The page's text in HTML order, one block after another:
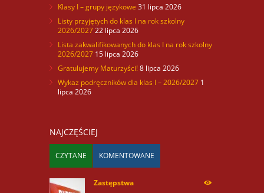
Klasy I – grupy językowe 31 lipca 2026
Listy przyjętych do klas I na rok szkolny
2026/202722 lipca 2026
Lista zakwalifikowanych do klas I na rok szkolny
2026/2027 15 lipca 2026
Gratulujemy Maturzyści!8 lipca 2026
Wykaz podręczników dla klas I – 2026/2027 1
lipca 2026
NAJCZĘŚCIEJ
CZYTANE KOMENTOWANE
Zastępstwa